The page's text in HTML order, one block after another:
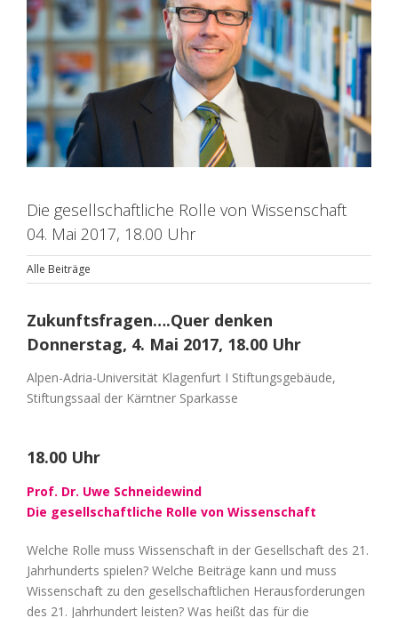
Die gesellschaftliche Rolle von Wissenschaft
04. Mai 2017, 18.00 Uhr
Alle Beiträge
Zukunftsfragen….Quer denken
Donnerstag, 4. Mai 2017, 18.00 Uhr
Alpen-Adria-Universität Klagenfurt I Stiftungsgebäude,
Stiftungssaal der Kärntner Sparkasse
18.00 Uhr
Prof. Dr. Uwe Schneidewind
Die gesellschaftliche Rolle von Wissenschaft
Welche Rolle muss Wissenschaft in der Gesellschaft des 21.
Jahrhunderts spielen? Welche Beiträge kann und muss
Wissenschaft zu den gesellschaftlichen Herausforderungen
des 21. Jahrhundert leisten? Was heißt das für die